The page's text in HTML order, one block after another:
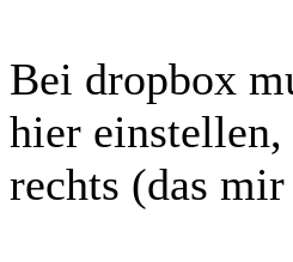
Bei dropbox
hier
rechts (das